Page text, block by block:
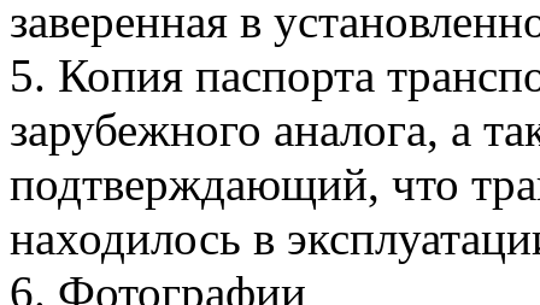
заверенная в
5. Копия паспорта
зарубежного аналога, а
подтверждающий, что
находилось в
6. Фотографии